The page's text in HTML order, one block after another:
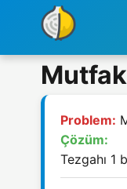
Problem:
Çözüm:
Tezgahı 1